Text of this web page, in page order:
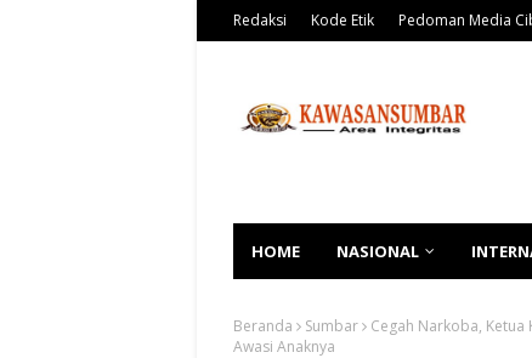
Redaksi Kode Etik Pedoman Media
HOME NASIONAL
Beranda Sumbar
Cegah Narkoba, Ketua
Awasi Anaknya